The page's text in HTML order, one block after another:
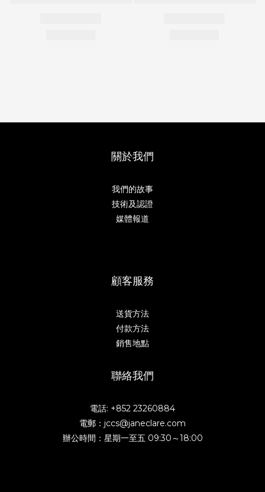
關於我們
我們的故事
技術及認證
媒體報道
顧客服務
送貨方法
付款方法
銷售地點
聯絡我們
電話: +852 23260884
電郵：jccs@janeclare.com
辦公時間：星期一至五 09:30～18:00